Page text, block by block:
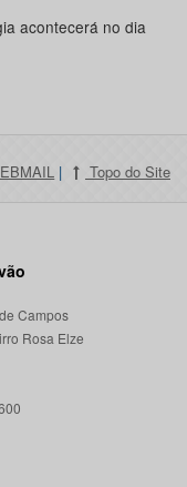
acontecerá no dia
| Topo do Site
Campos
Rosa Elze